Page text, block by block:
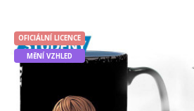
MĚNÍ
VZHLED
Hrnek DEATH NOTE -
oficiálně licencovaný
324,00Kč
OFICIÁLNÍ LICENCE
MĚNÍ VZHLED